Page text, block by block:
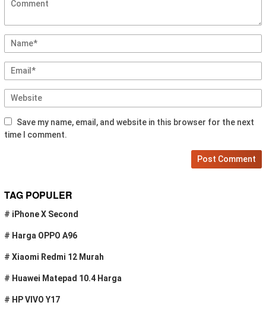
Save my name, email, and website in this browser for the next
time I comment.
TAG POPULER
# iPhone X Second
# Harga OPPO A96
# Xiaomi Redmi 12 Murah
# Huawei Matepad 10.4 Harga
# HP VIVO Y17